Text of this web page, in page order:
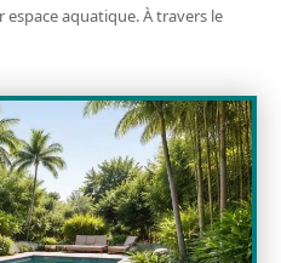
aquatique. À travers le